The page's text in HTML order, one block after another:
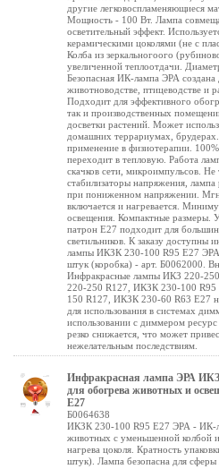
другие легковоспламеняющиеся
Мощность - 100 Вт. Лампа
осветительный эффект.
керамическими цоколями (не с
Колба из зеркальногоого
увеличенной теплоотдачи.
Безопасная ИК-лампа ЭРА создана
животноводстве, птицеводстве и
Подходит для эффективного
так и производственных
досветки растений. Может
домашних террариумах,
применение в физиотерапии.
переходит в тепловую. Работа
скачков сети, микроимпульсов. Не
стабилизаторы напряжения, лампа
при пониженном напряжении.
включается и нагревается.
освещения. Компактные размеры.
патрон Е27 подходит для
светильников. К заказу доступны
лампы ИКЗК 230-100 R95 E27 ЭРА
штук (коробка) - арт. Б0062000.
Инфракрасные лампы ИКЗ 220-
220-250 R127, ИКЗК 230-100
150 R127, ИКЗК 230-60 R63 Е27
для использования в системах
использовании с диммером
резко снижается, что может
нежелательным последствиям.
Инфракрасная лампа ЭРА
для обогрева животных и
Е27
Б0064638
ИКЗК 230-100 R95 E27 ЭРА - ИК-
животных с уменьшенной колбой
нагрева цоколя. Кратность
штук). Лампа безопасна для сферы